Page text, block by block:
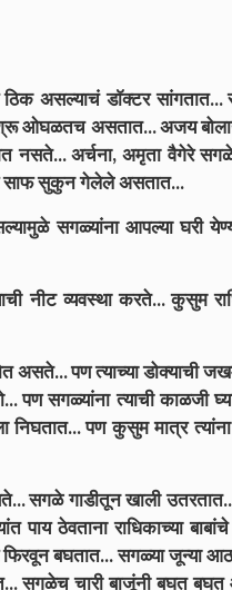
असल्याचं डाॅक्टर सांगतात...
ओघळतच असतात... अजय
नसते... अर्चना, अमृता वैगेरे
साफ सुकुन गेलेले असतात...
सगळ्यांना आपल्या घरी
नीट व्यवस्था करते... कुसुम
असते... पण त्याच्या डोक्याची
पण सगळ्यांना त्याची काळजी
निघतात... पण कुसुम मात्र
सगळे गाडीतून खाली
पाय ठेवताना राधिकाच्या
बघतात... सगळ्या जून्या